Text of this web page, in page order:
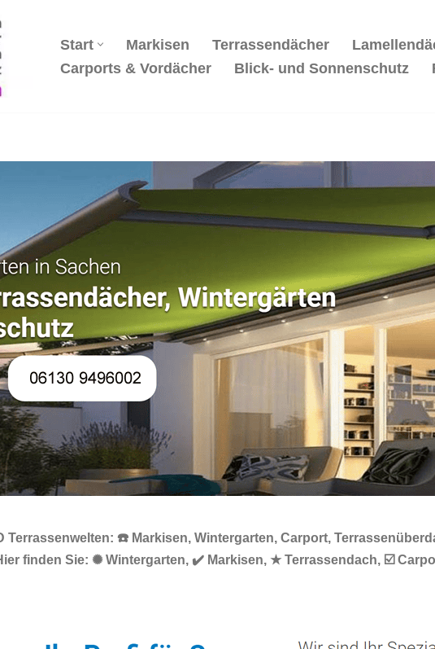
Start Markisen Terrassendächer
Carports & Vordächer
Blick- und Sonnenschutz
Terrassenwelten: ☎️ Markisen, Wintergarten, Carport,
finden Sie: ✺ Wintergarten, ✔️ Markisen, ★ Terrassendach, ☑️